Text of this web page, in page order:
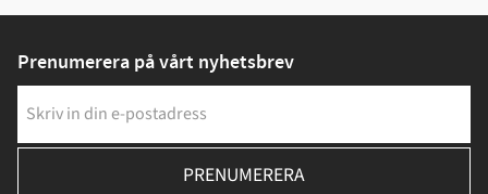
Prenumerera på vårt nyhetsbrev
PRENUMERERA